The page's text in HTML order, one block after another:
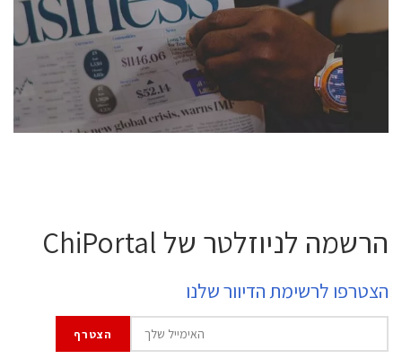
semiconductor industry, including engineers,
professional experts, and senior executives.
לחץ לפרטים
הרשמה לניוזלטר של ChiPortal
הצטרפו לרשימת הדיוור שלנו